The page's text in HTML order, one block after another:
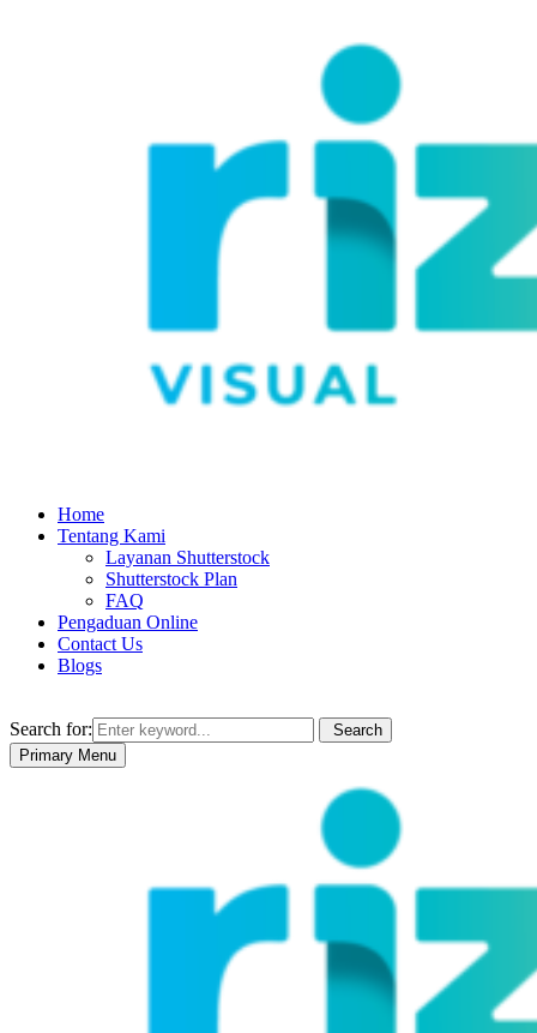
Home
Tentang Kami
Layanan Shutterstock
Shutterstock Plan
FAQ
Pengaduan Online
Contact Us
Blogs
Search for:
Search
Primary Menu